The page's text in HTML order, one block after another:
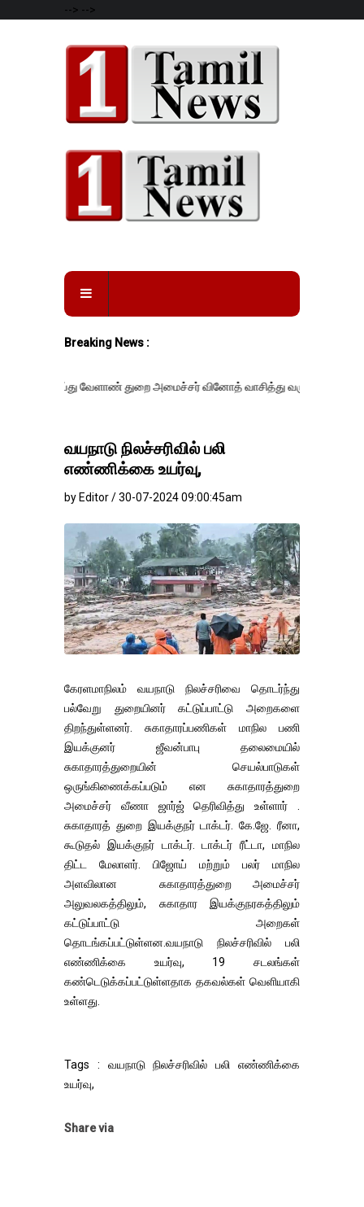
--> -->
Breaking News :
வேளாண் துறை அமைச்சர் வினோத் வாசித்து வருகிறார். �.
வயநாடு நிலச்சரிவில் பலி
எண்ணிக்கை உயர்வு,
by Editor / 30-07-2024 09:00:45am
கேரளமாநிலம் வயநாடு நிலச்சரிவை தொடர்ந்து
பல்வேறு துறையினர் கட்டுப்பாட்டு அறைகளை
திறந்துள்ளனர். சுகாதாரப்பணிகள் மாநில பணி
இயக்குனர் ஜீவன்பாபு தலைமையில்
சுகாதாரத்துறையின் செயல்பாடுகள்
ஒருங்கிணைக்கப்படும் என சுகாதாரத்துறை
அமைச்சர் வீணா ஜார்ஜ் தெரிவித்து உள்ளார் .
சுகாதாரத் துறை இயக்குநர் டாக்டர். கே.ஜே. ரீனா,
கூடுதல் இயக்குநர் டாக்டர். டாக்டர் ரீட்டா, மாநில
திட்ட மேலாளர். பிஜோய் மற்றும் பலர் மாநில
அளவிலான சுகாதாரத்துறை அமைச்சர்
அலுவலகத்திலும், சுகாதார இயக்குநரகத்திலும்
கட்டுப்பாட்டு அறைகள்
தொடங்கப்பட்டுள்ளன.வயநாடு நிலச்சரிவில் பலி
எண்ணிக்கை உயர்வு, 19 சடலங்கள்
கண்டெடுக்கப்பட்டுள்ளதாக தகவல்கள் வெளியாகி
உள்ளது.
Tags : வயநாடு நிலச்சரிவில் பலி எண்ணிக்கை
உயர்வு,
Share via